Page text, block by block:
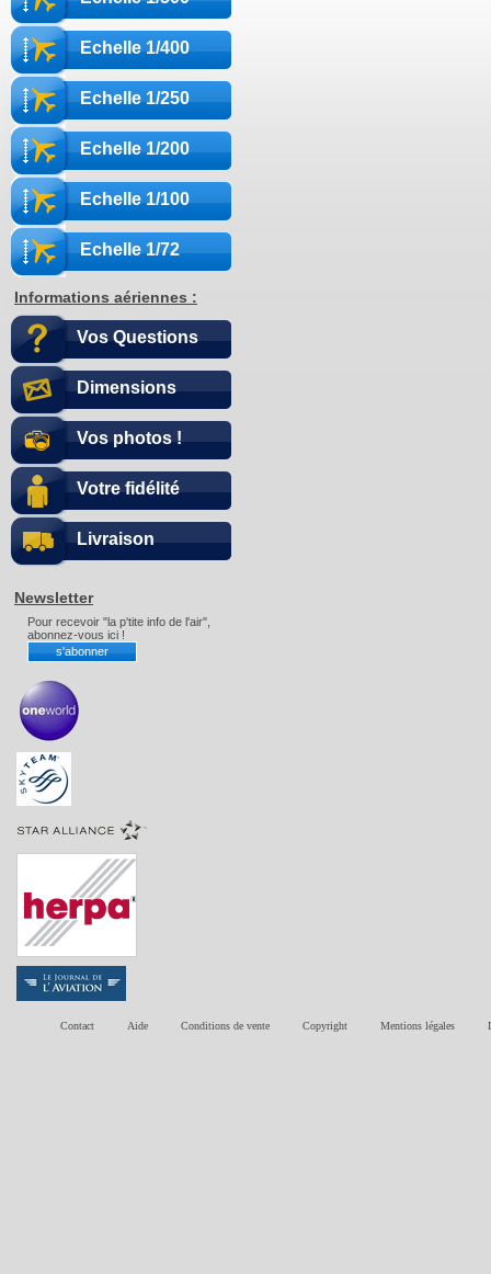
Echelle 1/400
Echelle 1/250
Echelle 1/200
Echelle 1/100
Echelle 1/72
Informations aériennes :
Vos Questions
Dimensions
Vos photos !
Votre fidélité
Livraison
Newsletter
Pour recevoir "la p'tite info de l'air",
abonnez-vous ici !
Contact Aide Conditions de vente Copyright Mentions légales